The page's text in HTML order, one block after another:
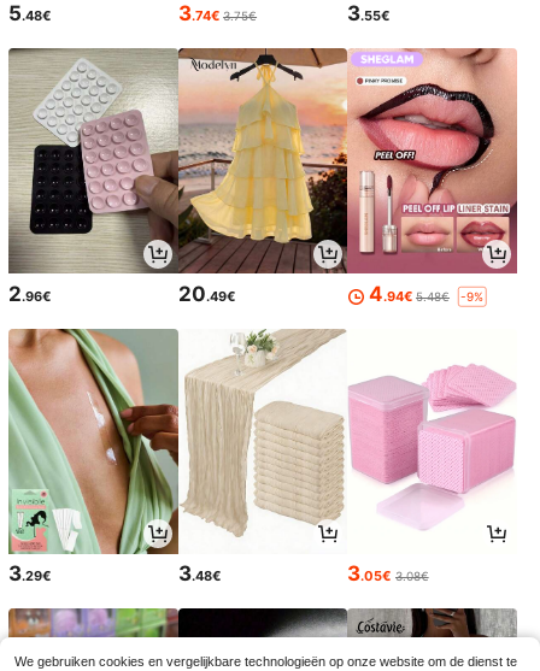
5.48€ 3.74€ 3.75€ 3.55€
2.96€ 20.49€ 4.94€ 5.48€ -9%
3.29€ 3.48€ 3.05€ 3.08€
We gebruiken cookies en vergelijkbare technologieën op onze website om de dienst te